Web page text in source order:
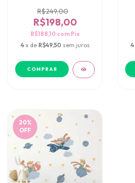
R$249,00
R$198,00
R$188,10 com Pix
4 x de R$49,50 sem juros
4
20%
OFF